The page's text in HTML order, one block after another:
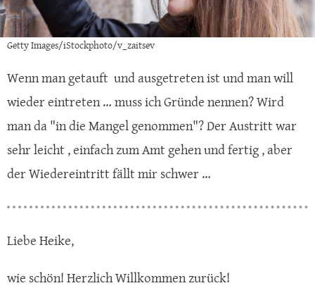
Getty Images/iStockphoto/v_zaitsev
Wenn man getauft und ausgetreten ist und man will
wieder eintreten … muss ich Gründe nennen? Wird
man da "in die Mangel genommen"? Der Austritt war
sehr leicht , einfach zum Amt gehen und fertig , aber
der Wiedereintritt fällt mir schwer …
Liebe Heike,
wie schön! Herzlich Willkommen zurück!